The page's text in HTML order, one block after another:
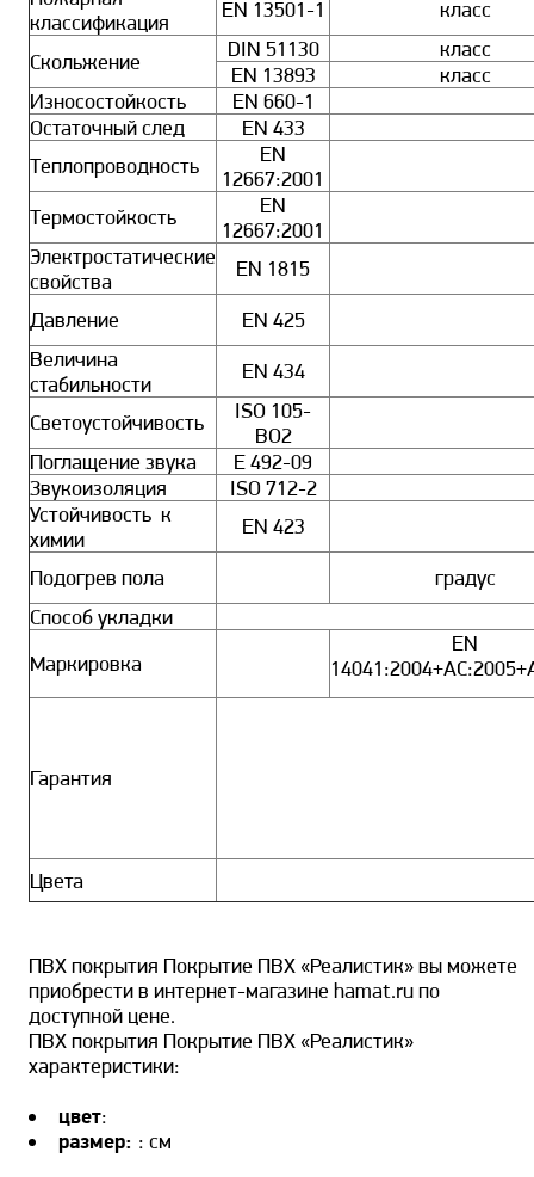
классификация
EN 13501-1 класс
Скольжение
DIN 51130
класс
EN 13893
класс
Износостойкость
EN 660-1
Остаточный след
EN 433
Теплопроводность
EN
12667:2001
Термостойкость
EN
12667:2001
Электростатические
свойства
EN 1815
Давление
EN 425
Величина
стабильности
EN 434
Светоустойчивость
ISO 105-
BO2
Поглащение звука
E 492-09
Звукоизоляция
ISO 712-2
Устойчивость к
химии
EN 423
Подогрев пола
градус
Способ укладки
Маркировка
EN
Гарантия
Цвета
ПВХ покрытия Покрытие ПВХ «Реалистик» вы можете
приобрести в интернет-магазине hamat.ru по
доступной цене.
ПВХ покрытия Покрытие ПВХ «Реалистик»
характеристики:
цвет:
размер: : см